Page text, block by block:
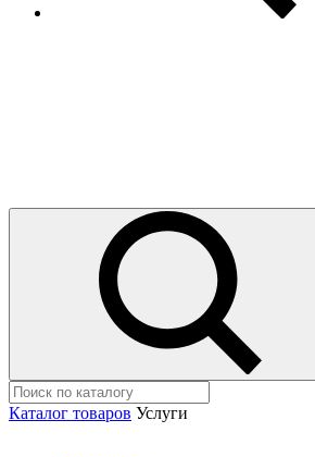
Каталог товаров Услуги